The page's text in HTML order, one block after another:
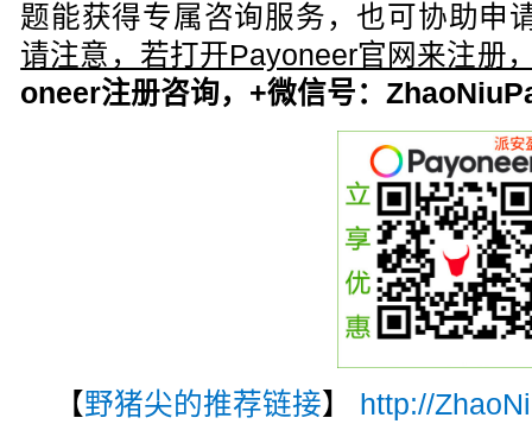
题能获得专属咨询服务，也可协助申
请注意，若打开Payoneer官网来注册
oneer注册咨询，+微信号：
【野猪尖的推荐链接】
http://